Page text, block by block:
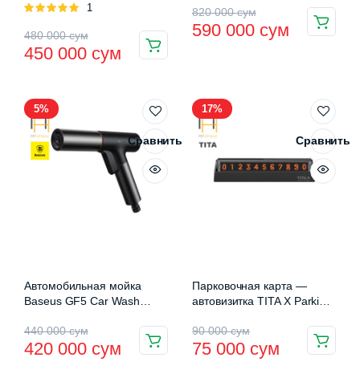
Оценка
1
480 000сум
Первоначальная
цена
480
000 сум.
450 000 сум
Текущая
цена:
000 сум.
Cleaner (HD-SCXCCQ01)
820 000сум
Первоначальная
цена
000 сум.
590 000 сум
Текущая
цена:
5%
Сравнить
Автомобильная мойка
Baseus GF5 Car Wash
(CPGF000101)
440 000сум
Первоначальная
цена
420 000 сум
Текущая
цена:
17%
Сравнить
Парковочная карта —
автовизитка TITA X Parking
90 000сум
Первоначальная
цена
75 000 сум
Текущая
цена: